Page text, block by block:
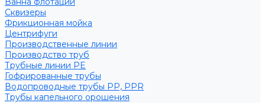
Сквизеры
Фрикционная мойка
Центрифуги
Производственные линии
Производство труб
Трубные линии PE
Гофрированные трубы
Водопроводные трубы PP, PPR
Трубы капельного орошения